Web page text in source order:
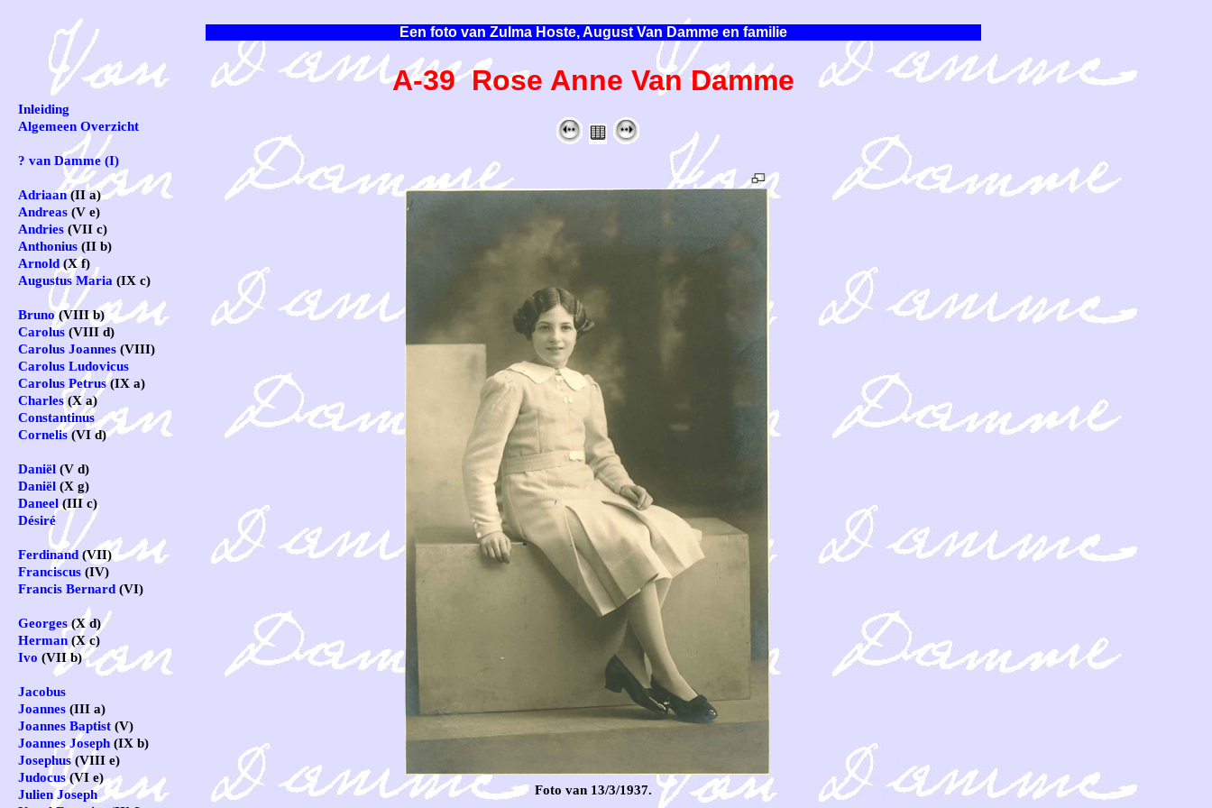
Een foto van Zulma Hoste, August Van Damme en familie
A-39 Rose Anne Van Damme
Foto van 13/3/1937.
Inleiding
Algemeen Overzicht
? van Damme (I)
Adriaan(II a)
Andreas (V e)
Andries (VII c)
Anthonius (II b)
Arnold (X f)
Augustus Maria (IX c)
Bruno(VIII b)
Carolus (VIII d)
Carolus Joannes (VIII)
Carolus Ludovicus
Carolus Petrus(IX a)
Charles(X a)
Constantinus
Cornelis(VI d)
Daniël (V d)
Daniël (X g)
Daneel(III c)
Désiré
Ferdinand (VII)
Franciscus (IV)
Francis Bernard (VI)
Georges (X d)
Herman (X c)
Ivo (VII b)
Jacobus
Joannes (III a)
Joannes Baptist (V)
Joannes Joseph (IX b)
Josephus(VIII e)
Judocus(VI e)
Julien Joseph